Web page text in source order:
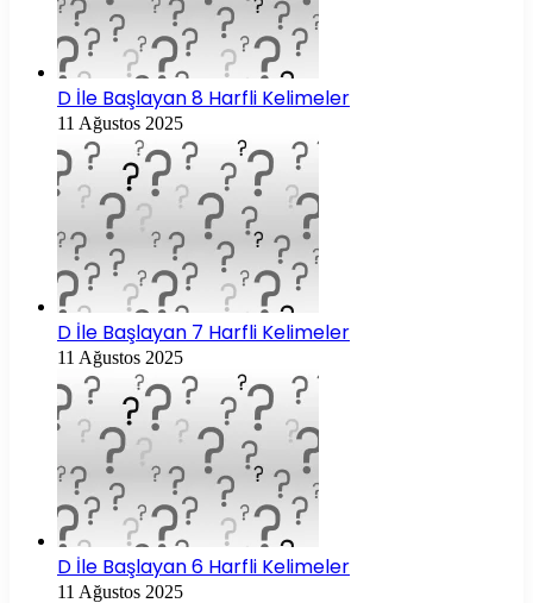
D İle Başlayan 8 Harfli Kelimeler
11 Ağustos 2025
D İle Başlayan 7 Harfli Kelimeler
11 Ağustos 2025
D İle Başlayan 6 Harfli Kelimeler
11 Ağustos 2025